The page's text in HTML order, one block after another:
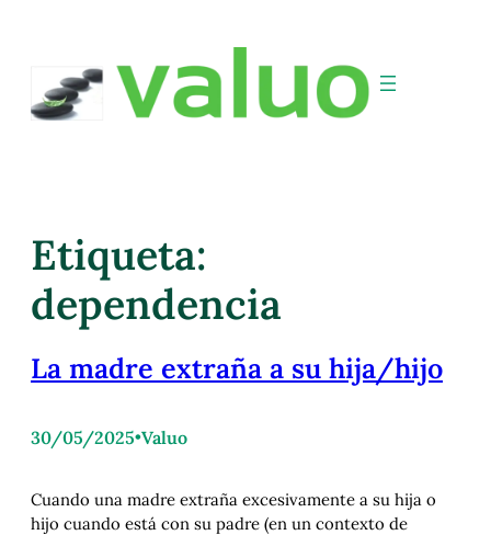
Etiqueta:
dependencia
La madre extraña a su hija/hijo
30/05/2025•Valuo
Cuando una madre extraña excesivamente a su hija o
hijo cuando está con su padre (en un contexto de